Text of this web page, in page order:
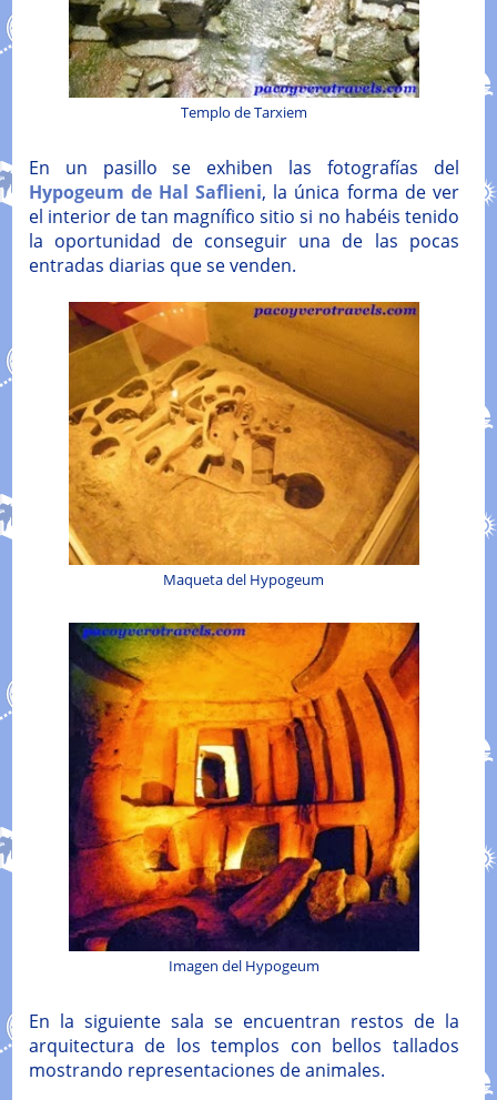
Templo de Tarxiem
En un pasillo se exhiben las fotografías del
Hypogeum de Hal Saflieni, la única forma de ver
el interior de tan magnífico sitio si no habéis tenido
la oportunidad de conseguir una de las pocas
entradas diarias que se venden.
Maqueta del Hypogeum
Imagen del Hypogeum
En la siguiente sala se encuentran restos de la
arquitectura de los templos con bellos tallados
mostrando representaciones de animales.